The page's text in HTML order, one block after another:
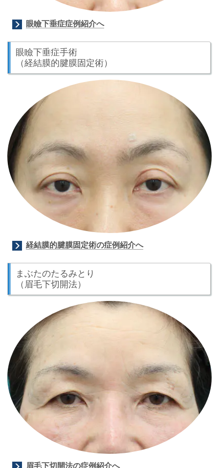
眼瞼下垂症症例紹介へ
眼瞼下垂症手術
（経結膜的腱膜固定術）
経結膜的腱膜固定術の症例紹介へ
まぶたのたるみとり
（眉毛下切開法）
眉毛下切開法の症例紹介へ